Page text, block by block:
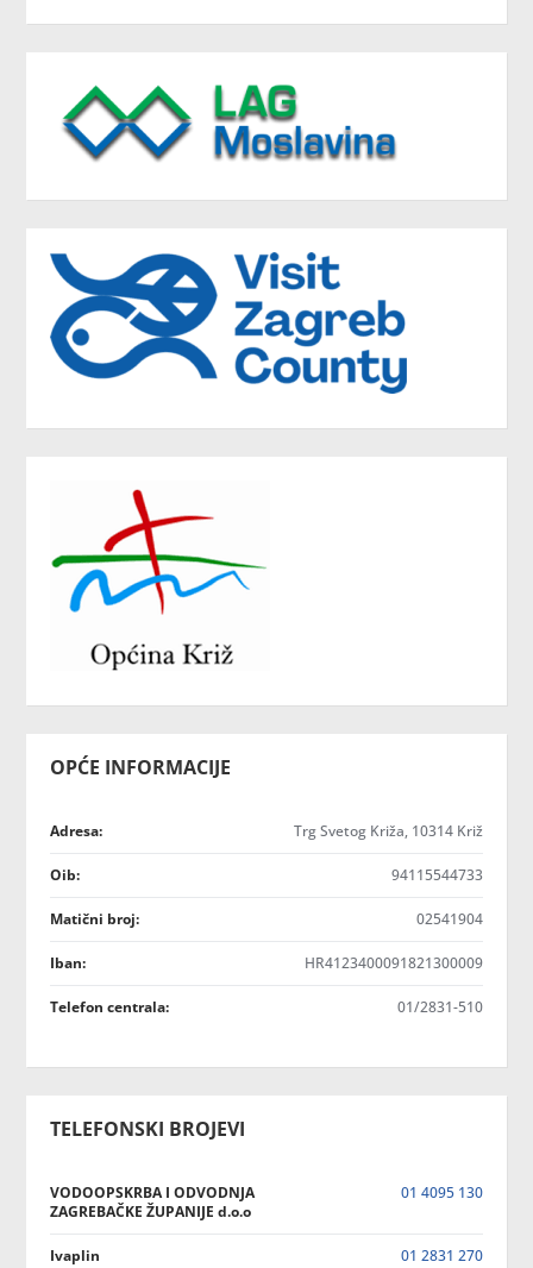
OPĆE INFORMACIJE
Adresa: Trg Svetog Križa, 10314 Križ
Oib: 94115544733
Matični broj: 02541904
Iban: HR4123400091821300009
Telefon centrala: 01/2831-510
TELEFONSKI BROJEVI
VODOOPSKRBA I ODVODNJA
ZAGREBAČKE ŽUPANIJE d.o.o
01 4095 130
Ivaplin 01 2831 270